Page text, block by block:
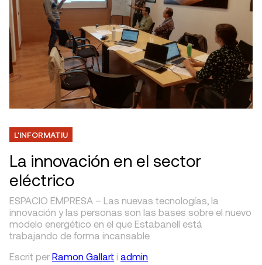
L'INFORMATIU
La innovación en el sector
eléctrico
ESPACIO EMPRESA – Las nuevas tecnologías, la
innovación y las personas son las bases sobre el nuevo
modelo energético en el que Estabanell está
trabajando de forma incansable.
Escrit per Ramon Gallart i admin